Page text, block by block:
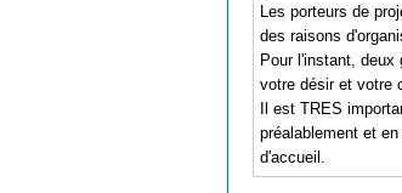
Les porteurs de
des raisons
Pour l'instant, deux
votre désir et votre
Il est TRES
préalablement et
d'accueil.